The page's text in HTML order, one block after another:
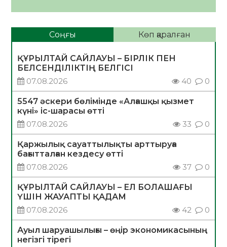
Соңғы Көп қаралған
ҚҰРЫЛТАЙ САЙЛАУЫ – БІРЛІК ПЕН
БЕЛСЕНДІЛІКТІҢ БЕЛГІСІ
07.08.2026
40 0
5547 әскери бөлімінде «Алғашқы қызмет
күні» іс-шарасы өтті
07.08.2026
33 0
Қаржылық сауаттылықты арттыруға
бағытталған кездесу өтті
07.08.2026
37 0
ҚҰРЫЛТАЙ САЙЛАУЫ – ЕЛ БОЛАШАҒЫ
ҮШІН ЖАУАПТЫ ҚАДАМ
07.08.2026
42 0
Ауыл шаруашылығы – өңір экономикасының
негізгі тірегі